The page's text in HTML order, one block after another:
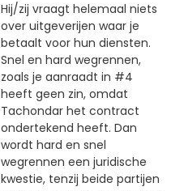
Hij/zij vraagt helemaal niets
over uitgeverijen waar je
betaalt voor hun diensten.
Snel en hard wegrennen,
zoals je aanraadt in #4
heeft geen zin, omdat
Tachondar het contract
ondertekend heeft. Dan
wordt hard en snel
wegrennen een juridische
kwestie, tenzij beide partijen